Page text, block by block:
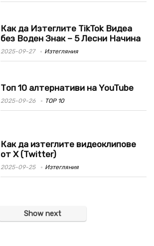
Как да Изтеглите TikTok Видеа
без Воден Знак – 5 Лесни Начина
2025-09-27 Изтегляния
Топ 10 алтернативи на YouTube
2025-09-26 TOP 10
Как да изтеглите видеоклипове
от X (Twitter)
2025-09-25 Изтегляния
Show next